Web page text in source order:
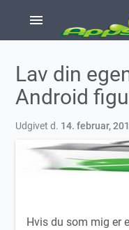
menu
Lav din
Android
Udgivet d. 14. februar,
Hvis du som mig er